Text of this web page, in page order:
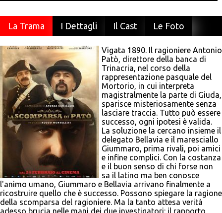
La Trama I Dettagli Il Cast Le Foto
Vigata 1890. Il ragioniere Antonio
Patò, direttore della banca di
Trinacria, nel corso della
rappresentazione pasquale del
Mortorio, in cui interpreta
magistralmente la parte di Giuda,
sparisce misteriosamente senza
lasciare traccia. Tutto può essere
successo, ogni ipotesi è valida.
La soluzione la cercano insieme il
delegato Bellavia e il maresciallo
Giummaro, prima rivali, poi amici
e infine complici. Con la costanza
e il buon senso di chi forse non
sa il latino ma ben conosce
l'animo umano, Giummaro e Bellavia arrivano finalmente a
ricostruire quello che è successo. Possono spiegare la ragione
della scomparsa del ragioniere. Ma la tanto attesa verità
adesso brucia nelle mani dei due investigatori: il rapporto